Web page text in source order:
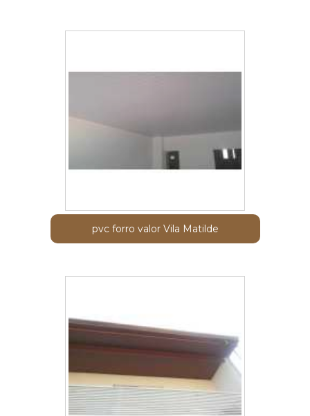
pvc forro valor Vila Matilde